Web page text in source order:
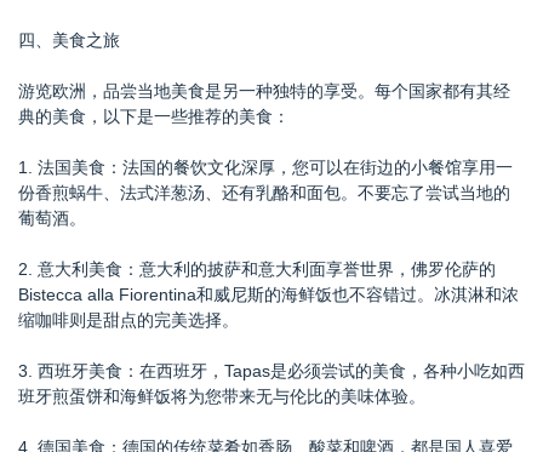
四、美食之旅
游览欧洲，品尝当地美食是另一种独特的享受。每个国家都有其经
典的美食，以下是一些推荐的美食：
1. 法国美食：法国的餐饮文化深厚，您可以在街边的小餐馆享用一
份香煎蜗牛、法式洋葱汤、还有乳酪和面包。不要忘了尝试当地的
葡萄酒。
2. 意大利美食：意大利的披萨和意大利面享誉世界，佛罗伦萨的
Bistecca alla Fiorentina和威尼斯的海鲜饭也不容错过。冰淇淋和浓
缩咖啡则是甜点的完美选择。
3. 西班牙美食：在西班牙，Tapas是必须尝试的美食，各种小吃如西
班牙煎蛋饼和海鲜饭将为您带来无与伦比的美味体验。
4. 德国美食：德国的传统菜肴如香肠、酸菜和啤酒，都是国人喜爱